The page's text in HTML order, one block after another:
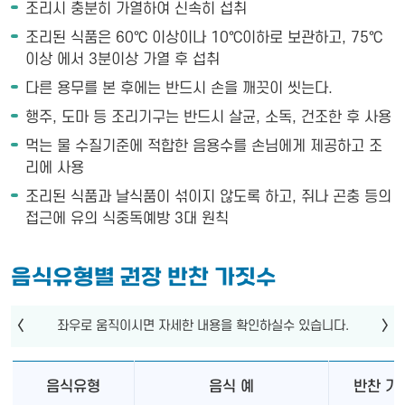
조리시 충분히 가열하여 신속히 섭취
조리된 식품은 60℃ 이상이나 10℃이하로 보관하고, 75℃
이상 에서 3분이상 가열 후 섭취
다른 용무를 본 후에는 반드시 손을 깨끗이 씻는다.
행주, 도마 등 조리기구는 반드시 살균, 소독, 건조한 후 사용
먹는 물 수질기준에 적합한 음용수를 손님에게 제공하고 조
리에 사용
조리된 식품과 날식품이 섞이지 않도록 하고, 쥐나 곤충 등의
접근에 유의 식중독예방 3대 원칙
음식유형별 권장 반찬 가짓수
음식유형 음식 예 반찬 가